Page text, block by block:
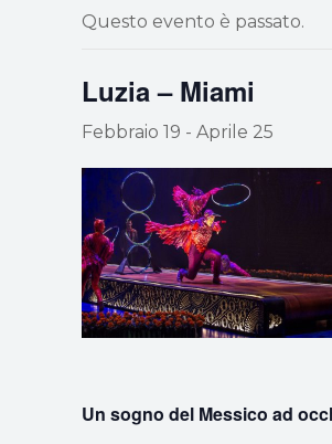
Questo evento è passato.
Luzia – Miami
Febbraio 19 - Aprile 25
Un sogno del Messico ad